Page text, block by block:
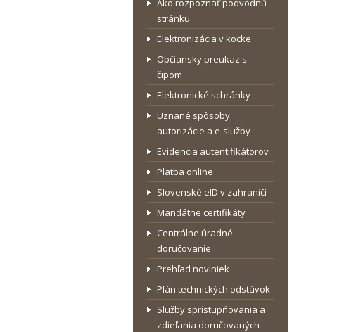
Ako rozpoznať podvodnú
stránku
Elektronizácia v kocke
Občiansky preukaz s
čipom
Elektronické schránky
Uznané spôsoby
autorizácie a e-služby
Evidencia autentifikátorov
Platba online
Slovenské eID v zahraničí
Mandátne certifikáty
Centrálne úradné
doručovanie
Prehľad noviniek
Plán technických odstávok
Služby sprístupňovania a
zdieľania doručovaných